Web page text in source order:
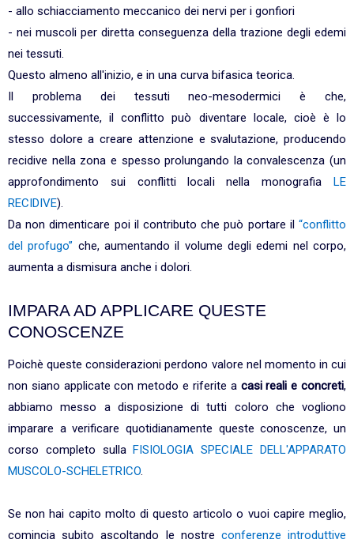
- allo schiacciamento meccanico dei nervi per i gonfiori
- nei muscoli per diretta conseguenza della trazione degli edemi
nei tessuti.
Questo almeno all'inizio, e in una curva bifasica teorica.
Il problema dei tessuti neo-mesodermici è che,
successivamente, il conflitto può diventare locale, cioè è lo
stesso dolore a creare attenzione e svalutazione, producendo
recidive nella zona e spesso prolungando la convalescenza (un
approfondimento sui conflitti locali nella monografia
LE
RECIDIVE).
Da non dimenticare poi il contributo che può portare il “conflitto
del profugo” che, aumentando il volume degli edemi nel corpo,
aumenta a dismisura anche i dolori.
IMPARA AD APPLICARE QUESTE
CONOSCENZE
Poichè queste considerazioni perdono valore nel momento in cui
non siano applicate con metodo e riferite a casi reali e concreti,
abbiamo messo a disposizione di tutti coloro che vogliono
imparare a verificare quotidianamente queste conoscenze, un
corso completo sulla FISIOLOGIA SPECIALE DELL'APPARATO
MUSCOLO-SCHELETRICO.
Se non hai capito molto di questo articolo o vuoi capire meglio,
comincia subito ascoltando le nostre conferenze introduttive